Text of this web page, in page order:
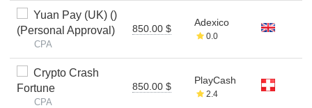
Yuan Pay (UK) ()
(Personal Approval)
CPA
850.00 $
Adexico
0.0
Crypto Crash
Fortune
CPA
850.00 $
PlayCash
2.4